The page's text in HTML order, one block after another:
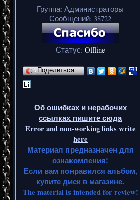
Группа: Администраторы
Сообщений: 38722
Статус: Offline
Поделиться…
Об ошибках и нерабочих
ссылках пишите сюда
Error and non-working links write
here
Материал предназначен для
ознакомления!
Если вам понравился альбом,
купите диск в магазине.
The material is intended for review!